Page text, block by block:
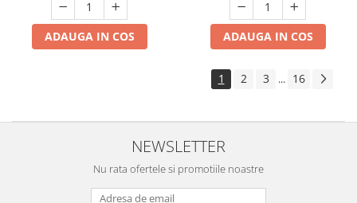
ADAUGA IN COS ADAUGA IN COS
1 2 3 ... 16
NEWSLETTER
Nu rata ofertele si promotiile noastre